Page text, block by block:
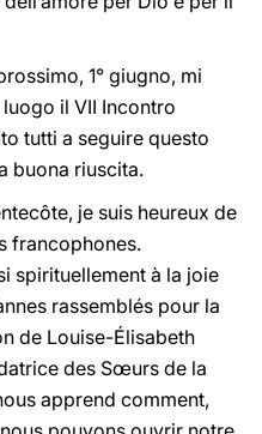
1° giugno, mi
il VII Incontro
tutti a seguire questo
buona riuscita.
je suis heureux de
francophones.
spirituellement à la joie
rassemblés pour la
de Louise-Élisabeth
des Sœurs de la
apprend comment,